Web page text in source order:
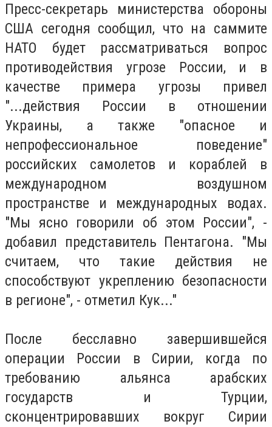
Пресс-секретарь министерства обороны
США сегодня сообщил, что на саммите
НАТО будет рассматриваться вопрос
противодействия угрозе России, и в
качестве примера угрозы привел
"...действия России в отношении
Украины, а также "опасное и
непрофессиональное поведение"
российских самолетов и кораблей в
международном воздушном
пространстве и международных водах.
"Мы ясно говорили об этом России", -
добавил представитель Пентагона. "Мы
считаем, что такие действия не
способствуют укреплению безопасности
в регионе", - отметил Кук..."
После бесславно завершившейся
операции России в Сирии, когда по
требованию альянса арабских
государств и Турции,
сконцентрировавших вокруг Сирии